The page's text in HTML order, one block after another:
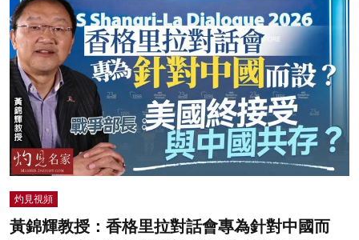
灼見視頻
黃錦輝教授：香格里拉對話會專為針對中國而